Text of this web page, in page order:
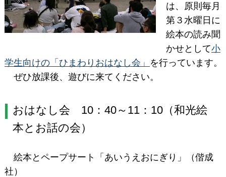
は、原則毎月
第３水曜日に
絵本の読み聞
かせとして小
学生向けの「ひまわりおはなし会」 を行っています。
ぜひ放課後、遊びに来てください。
おはなし会 10：40～11：10（和光絵
本とお話の会）
絵本とペープサート「あいうえおにぎり」（偕成
社）